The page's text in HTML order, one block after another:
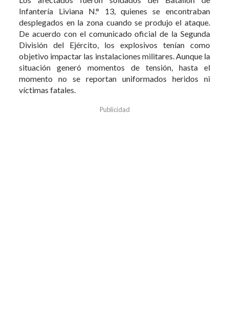
Infantería Liviana N.° 13, quienes se encontraban
desplegados en la zona cuando se produjo el ataque.
De acuerdo con el comunicado oficial de la Segunda
División del Ejército, los explosivos tenían como
objetivo impactar las instalaciones militares. Aunque la
situación generó momentos de tensión, hasta el
momento no se reportan uniformados heridos ni
víctimas fatales.
Publicidad